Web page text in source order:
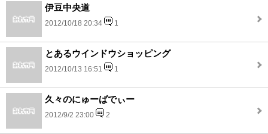
伊豆中央道
2012/10/18 20:34 1
とあるウインドウショッピング
2012/10/13 16:51 1
久々のにゅーばでぃー
2012/9/2 23:00 2